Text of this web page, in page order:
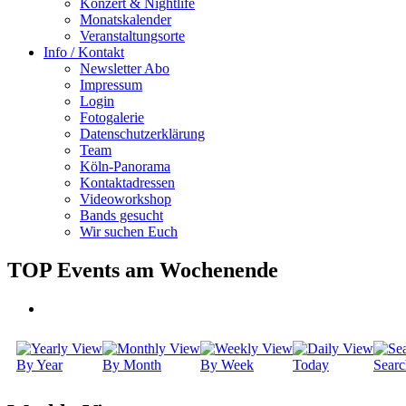
Konzert & Nightlife
Monatskalender
Veranstaltungsorte
Info / Kontakt
Newsletter Abo
Impressum
Login
Fotogalerie
Datenschutzerklärung
Team
Köln-Panorama
Kontaktadressen
Videoworkshop
Bands gesucht
Wir suchen Euch
TOP Events am Wochenende
By Year By Month By Week Today